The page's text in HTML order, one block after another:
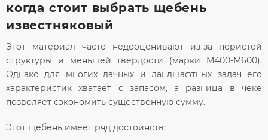
когда стоит выбрать щебень
известняковый
Этот материал часто недооценивают из-за пористой
структуры и меньшей твердости (марки М400-М600).
Однако для многих дачных и ландшафтных задач его
характеристик хватает с запасом, а разница в чеке
позволяет сэкономить существенную сумму.
Этот щебень имеет ряд достоинств: